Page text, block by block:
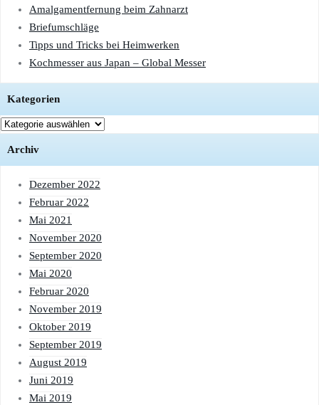
Amalgamentfernung beim Zahnarzt
Briefumschläge
Tipps und Tricks bei Heimwerken
Kochmesser aus Japan – Global Messer
Kategorien
Kategorien
Archiv
Dezember 2022
Februar 2022
Mai 2021
November 2020
September 2020
Mai 2020
Februar 2020
November 2019
Oktober 2019
September 2019
August 2019
Juni 2019
Mai 2019